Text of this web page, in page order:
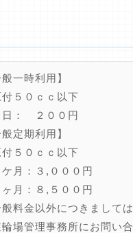
一時利用】
５０ｃｃ以下
： ２００円
定期利用】
５０ｃｃ以下
月：３,０００円
月：８,５００円
料金以外につきましては
場管理事務所にお問い